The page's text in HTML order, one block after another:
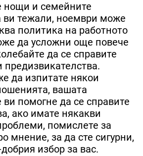
нощи и семейните
ви тежали, ноември може
политика на работното
да усложни още повече
да се справите
предизвикателства.
да изпитате някои
вашата
помогне да се справите
ако имате някакви
помислете за
мнение, за да сте сигурни,
избор за вас.